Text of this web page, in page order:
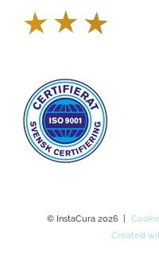
© InstaCura 2026
Created